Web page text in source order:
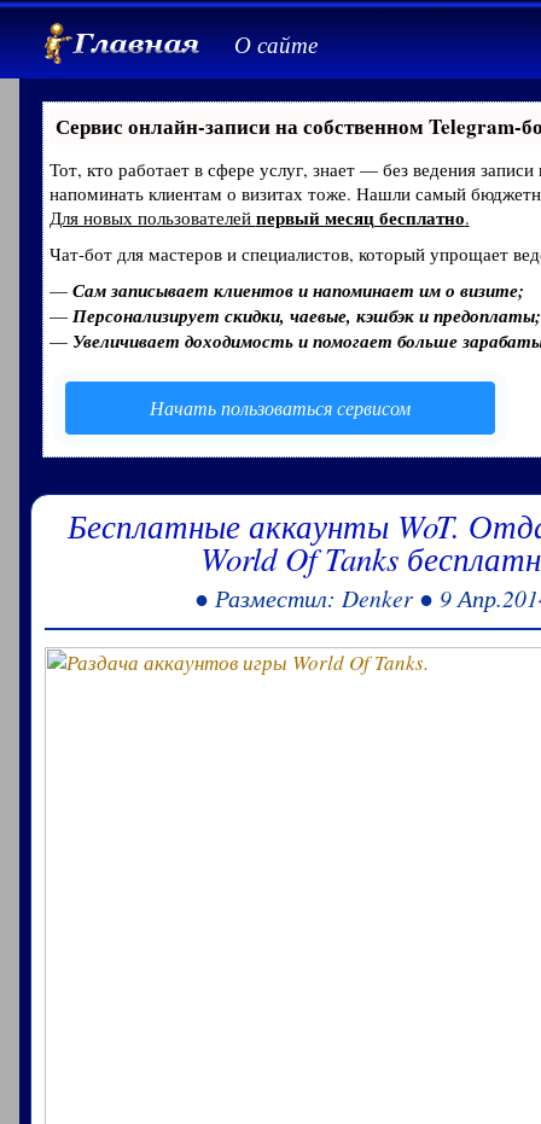
О сайте
Сервис онлайн-записи на собственном Telegram-
Тот, кто работает в сфере услуг, знает — без ведения
напоминать клиентам о визитах тоже. Нашли самый
Для новых пользователей первый месяц бесплатно.
Чат-бот для мастеров и специалистов, который упрощает
— Сам записывает клиентов и напоминает им о визите;
— Персонализирует скидки, чаевые, кэшбэк и предоплаты;
— Увеличивает доходимость и помогает больше
Начать пользоваться сервисом
Бесплатные аккаунты WoT.
World Of Tanks
● Разместил: Denker ● 9